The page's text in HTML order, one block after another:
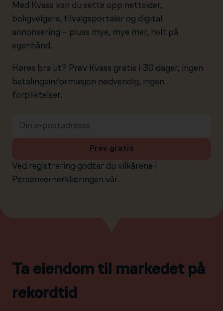
Med Kvass kan du sette opp nettsider,
boligvelgere, tilvalgsportaler og digital
annonsering – pluss mye, mye mer, helt på
egenhånd.
Høres bra ut? Prøv Kvass gratis i 30 dager, ingen
betalingsinformasjon nødvendig, ingen
forpliktelser.
Ved registrering godtar du vilkårene i
Personvernerklæringen vår.
Prøv gratis
Ta eiendom til markedet på
rekordtid